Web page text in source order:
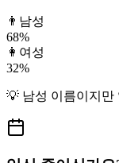
👨 남성
68%
👩 여성
32%
💡 남성 이름이지만